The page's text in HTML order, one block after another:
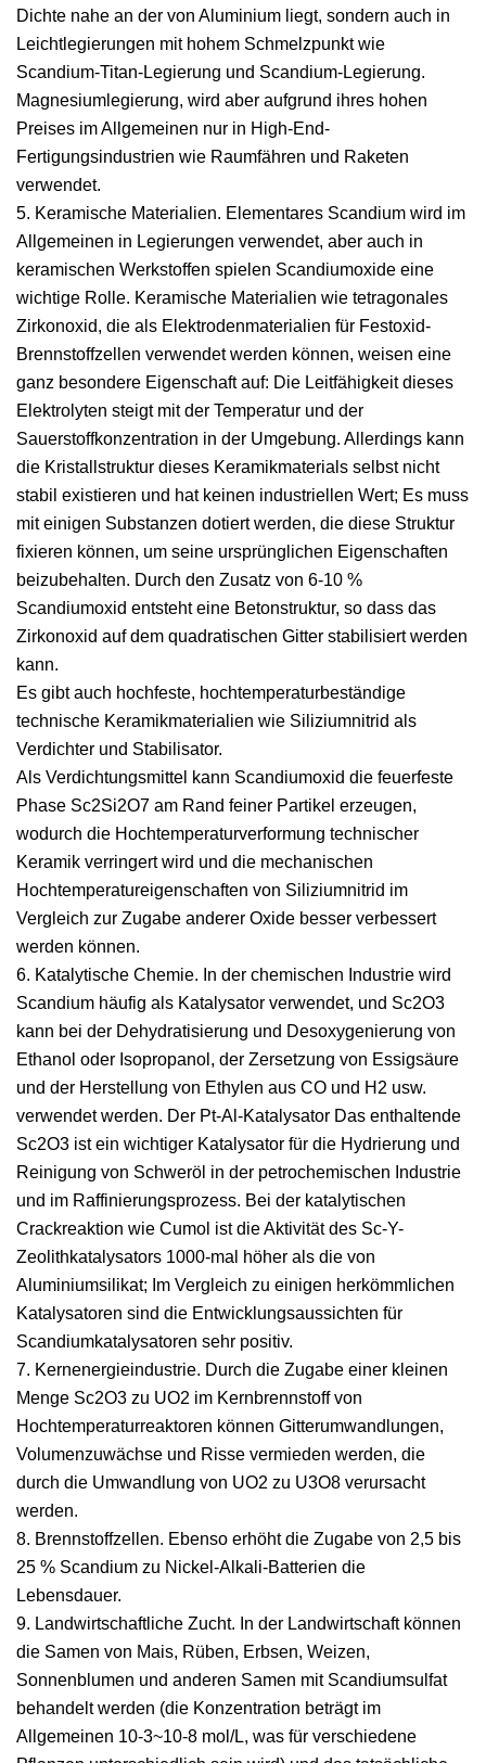
Dichte nahe an der von Aluminium liegt, sondern auch in
Leichtlegierungen mit hohem Schmelzpunkt wie
Scandium-Titan-Legierung und Scandium-Legierung.
Magnesiumlegierung, wird aber aufgrund ihres hohen
Preises im Allgemeinen nur in High-End-
Fertigungsindustrien wie Raumfähren und Raketen
verwendet.
5. Keramische Materialien. Elementares Scandium wird im
Allgemeinen in Legierungen verwendet, aber auch in
keramischen Werkstoffen spielen Scandiumoxide eine
wichtige Rolle. Keramische Materialien wie tetragonales
Zirkonoxid, die als Elektrodenmaterialien für Festoxid-
Brennstoffzellen verwendet werden können, weisen eine
ganz besondere Eigenschaft auf: Die Leitfähigkeit dieses
Elektrolyten steigt mit der Temperatur und der
Sauerstoffkonzentration in der Umgebung. Allerdings kann
die Kristallstruktur dieses Keramikmaterials selbst nicht
stabil existieren und hat keinen industriellen Wert; Es muss
mit einigen Substanzen dotiert werden, die diese Struktur
fixieren können, um seine ursprünglichen Eigenschaften
beizubehalten. Durch den Zusatz von 6-10 %
Scandiumoxid entsteht eine Betonstruktur, so dass das
Zirkonoxid auf dem quadratischen Gitter stabilisiert werden
kann.
Es gibt auch hochfeste, hochtemperaturbeständige
technische Keramikmaterialien wie Siliziumnitrid als
Verdichter und Stabilisator.
Als Verdichtungsmittel kann Scandiumoxid die feuerfeste
Phase Sc2Si2O7 am Rand feiner Partikel erzeugen,
wodurch die Hochtemperaturverformung technischer
Keramik verringert wird und die mechanischen
Hochtemperatureigenschaften von Siliziumnitrid im
Vergleich zur Zugabe anderer Oxide besser verbessert
werden können.
6. Katalytische Chemie. In der chemischen Industrie wird
Scandium häufig als Katalysator verwendet, und Sc2O3
kann bei der Dehydratisierung und Desoxygenierung von
Ethanol oder Isopropanol, der Zersetzung von Essigsäure
und der Herstellung von Ethylen aus CO und H2 usw.
verwendet werden. Der Pt-Al-Katalysator Das enthaltende
Sc2O3 ist ein wichtiger Katalysator für die Hydrierung und
Reinigung von Schweröl in der petrochemischen Industrie
und im Raffinierungsprozess. Bei der katalytischen
Crackreaktion wie Cumol ist die Aktivität des Sc-Y-
Zeolithkatalysators 1000-mal höher als die von
Aluminiumsilikat; Im Vergleich zu einigen herkömmlichen
Katalysatoren sind die Entwicklungsaussichten für
Scandiumkatalysatoren sehr positiv.
7. Kernenergieindustrie. Durch die Zugabe einer kleinen
Menge Sc2O3 zu UO2 im Kernbrennstoff von
Hochtemperaturreaktoren können Gitterumwandlungen,
Volumenzuwächse und Risse vermieden werden, die
durch die Umwandlung von UO2 zu U3O8 verursacht
werden.
8. Brennstoffzellen. Ebenso erhöht die Zugabe von 2,5 bis
25 % Scandium zu Nickel-Alkali-Batterien die
Lebensdauer.
9. Landwirtschaftliche Zucht. In der Landwirtschaft können
die Samen von Mais, Rüben, Erbsen, Weizen,
Sonnenblumen und anderen Samen mit Scandiumsulfat
behandelt werden (die Konzentration beträgt im
Allgemeinen 10-3~10-8 mol/L, was für verschiedene